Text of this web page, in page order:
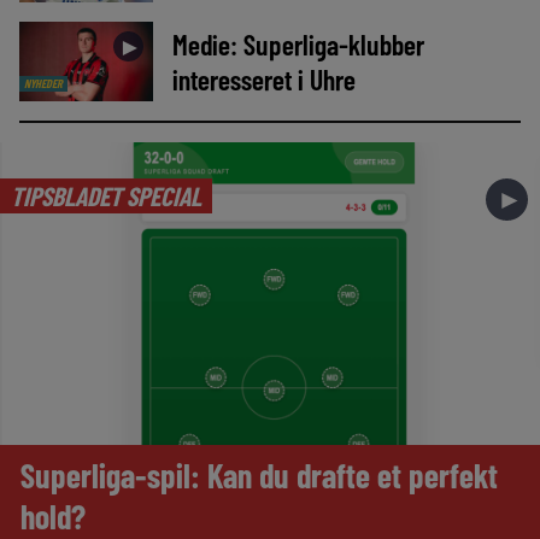
NYHEDER
►
Medie: Superliga-klubber
interesseret i Uhre
TIPSBLADET SPECIAL ►
Superliga-spil: Kan du drafte et perfekt
hold?